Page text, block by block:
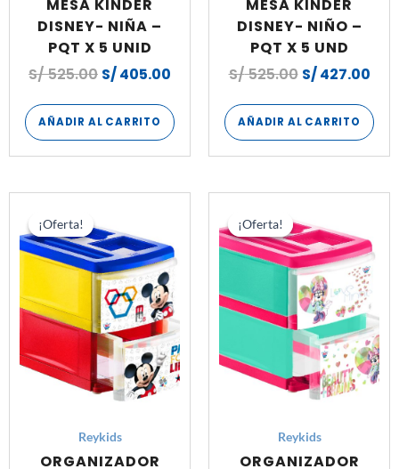
MESA KINDER
DISNEY- NIÑA –
PQT X 5 UNID
S/525.00 S/405.00
AÑADIR AL CARRITO
MESA KINDER
DISNEY- NIÑO –
PQT X 5 UND
S/525.00 S/427.00
AÑADIR AL CARRITO
¡Oferta!
¡Oferta!
Reykids
ORGANIZADOR
original
era:
S/ 80.00.
es:
S/ 40.00.
¡Oferta!
¡Oferta!
Reykids
ORGANIZADOR
precio
original
era:
S/ 80.00.
es:
S/